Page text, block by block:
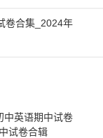
卷合集_2024年
中英语期中试卷
试卷合辑